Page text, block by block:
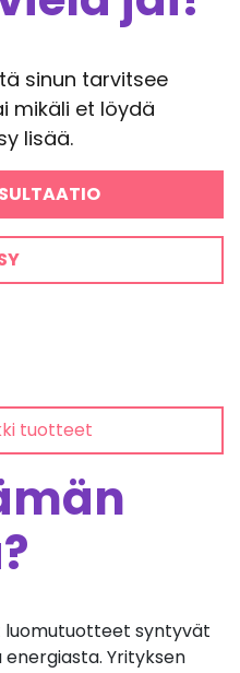
sinun tarvitsee
mikäli et löydä
lisää.
tuotteet
luomutuotteet syntyvät
Yrityksen